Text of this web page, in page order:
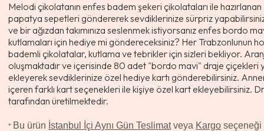
Melodi çikolatanın enfes badem şekeri çikolataları ile
papatya sepetleri göndererek sevdiklerinize sürpriz
ve bir ağızdan takımınıza seslenmek istiyorsanız enfes bordo
kutlamaları için hediye mi göndereceksiniz? Her Trabzonlunun
bademli çikolatalar, kutlama ve tebrikler için sizleri bekliyor.
oluşmaktadır ve içerisinde 80 adet "bordo mavi" draje çiçekleri
ekleyerek sevdiklerinize özel hediye kartı gönderebilirsiniz.
içeren farklı kart seçenekleri ile kişiye özel kart ekleyebilirsiniz.
tarafından üretilmektedir.
* Bu ürün İstanbul İçi Aynı Gün Teslimatveya Kargo seçeneği